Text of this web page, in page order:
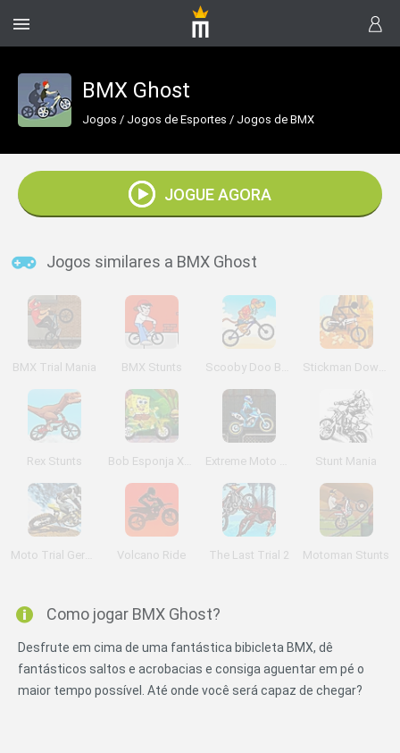
BMX Ghost
Jogos / Jogos de Esportes / Jogos de BMX
JOGUE AGORA
Jogos similares a BMX Ghost
BMX Trial Mania BMX Stunts Scooby Doo Beach BMX Stickman Downhill
Rex Stunts Bob Esponja Xtreme Bike Extreme Moto X Challenge Stunt Mania
Moto Trial Germany Volcano Ride The Last Trial 2 Motoman Stunts
Como jogar BMX Ghost?
Desfrute em cima de uma fantástica bibicleta BMX, dê
fantásticos saltos e acrobacias e consiga aguentar em pé o
maior tempo possível. Até onde você será capaz de chegar?